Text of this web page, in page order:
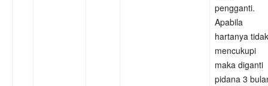
pengganti.
Apabila
hartanya tidak
mencukupi
maka diganti
pidana 3